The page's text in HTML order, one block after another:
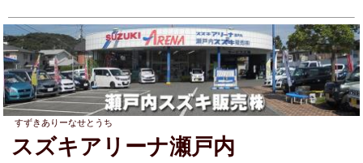
すずきありーなせとうち
スズキアリーナ瀬戸内